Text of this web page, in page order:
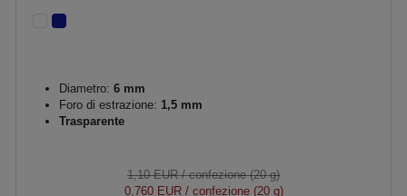
Diametro: 6 mm
Foro di estrazione: 1,5 mm
Trasparente
1,10 EUR/ confezione (20 g)
0,760 EUR/ confezione (20 g)